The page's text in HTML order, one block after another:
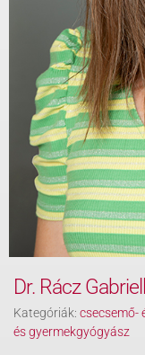
Dr. Rácz
Kategóriák: csecsemő-
és gyermekgyógyász